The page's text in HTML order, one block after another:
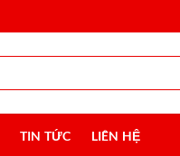
TIN TỨC LIÊN HỆ